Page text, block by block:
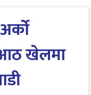
आठ खेलमा